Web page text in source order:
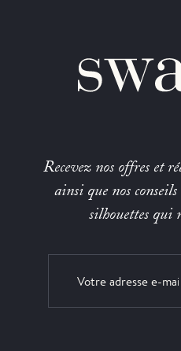
Recevez nos offres et
ainsi que nos
silhouettes qui